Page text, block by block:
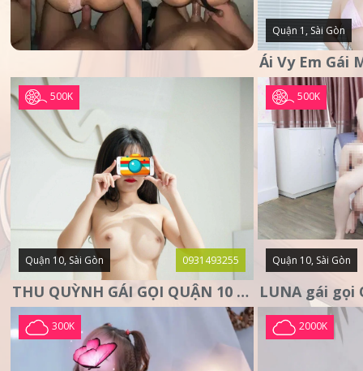
Quận 1, Sài Gòn
500K
Quận 10, Sài Gòn 0931493255
THU QUỲNH GÁI GỌI QUẬN 10 – MẶT XINH DA TRẮNG – SANG
500K
Quận 10, Sài Gòn
300K 2000K